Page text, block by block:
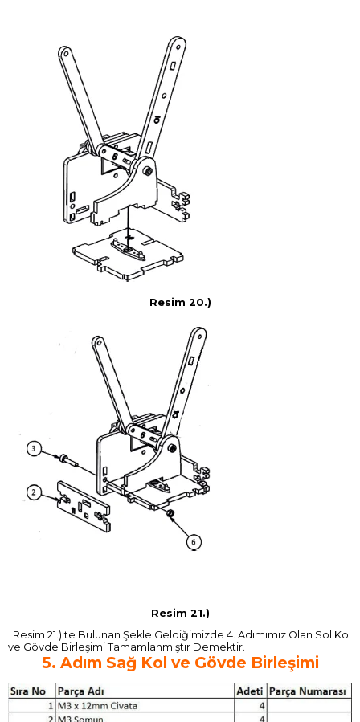
Resim 20.)
Resim 21.)
Resim 21.)'te Bulunan Şekle Geldiğimizde 4. Adımımız Olan Sol Kol
ve Gövde Birleşimi Tamamlanmıştır Demektir.
5. Adım Sağ Kol ve Gövde Birleşimi